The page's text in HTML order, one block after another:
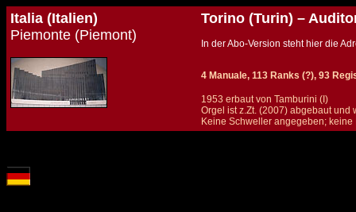
Italia (Italien)
Piemonte (Piemont)
Torino (Turin) –
In der Abo-Version steht hier die
4 Manuale, 113 Ranks (?), 93
1953 erbaut von Tamburini (I)
Orgel ist z.Zt. (2007) abgebaut und
Keine Schweller angegeben;